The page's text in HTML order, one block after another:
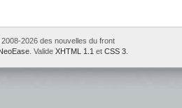
2026 des nouvelles du front
. Valide XHTML 1.1 et CSS 3